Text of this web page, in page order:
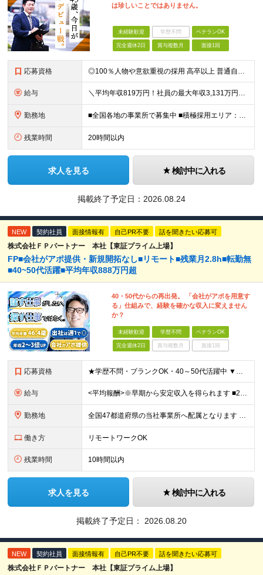
は珍しいことではありません。
未経験歓迎 学歴不問 ベテランOK
完全週休2日 賞与複数月 面接1回
応募資格 ◎100％人物や意欲重視の採用 高卒以上 普通自動車第一種運転免許取得者（AT限定可） ★職歴は全く問いません！ 前向きにコツコツと向き合える方であれば結果がついてくるお仕事です。 現職・無職、正社
給与 ＼平均年収819万円！社員の最大年収3,131万円／ ＼2人に1人が年収700万円以上／ ＼5人に1人が年収1,000万円以上！／ 固定給だけで、年収524万円も可能！ インセンティブだけでなく固定給
勤務地 ■全国各地の事業所で募集中 ■積極採用エリア：東京・神奈川・埼玉・千葉・愛知 ※希望の勤務地で働ける！通勤可能な事業所を選定していきます ※地元に戻って働きたいUターン希望者も歓迎します！ ※社用車を
残業時間 20時間以内
求人を見る 検討中に入れる
掲載終了予定日： 2026.08.24
NEW 契約社員 面接情報有 自己PR不要 話を聞きたい応募可
株式会社ＦＰパートナー 本社【東証プライム上場】
FP■会社がアポ提供・新規開拓なし■リモート■残業月2.8h■転勤無
■40~50代活躍■平均年収888万円超
40・50代からの再出発。 「会社がアポを用意す
る」仕組みで、経験を確かな収入に変えません
か？
未経験歓迎 学歴不問 ベテランOK
完全週休2日 賞与複数月 面接1回
応募資格 ★学歴不問・ブランクOK・40～50代活躍中 ▼以下いずれかのご経験をお持ちの方 ■金融業界（保険会社や銀行、証券会社、信用金庫など）での就業経験 ■何かしらの営業経験をお持ちの方 ※ブランクのある方
給与 <平均報酬>※早期から安定収入を得られます ■2年目～：888万円 ■3年目～：960万円 ■4年目～：1028万円 ★成果連動型報酬（営業成績に応じて支給/45時間分固定残業代含む/超過分は別途支
勤務地 全国47都道府県の当社事業所へ配属となります ※居住地や希望の勤務先を考慮します ※リモートワークOK／転勤なし ＜本社＞ 東京都台東区浅草橋1-1-8 FP浅草橋ビル (変更の範囲)上記を除く当
働き方 リモートワークOK
残業時間 10時間以内
求人を見る 検討中に入れる
掲載終了予定日： 2026.08.20
NEW 契約社員 面接情報有 自己PR不要 話を聞きたい応募可
株式会社ＦＰパートナー 本社【東証プライム上場】